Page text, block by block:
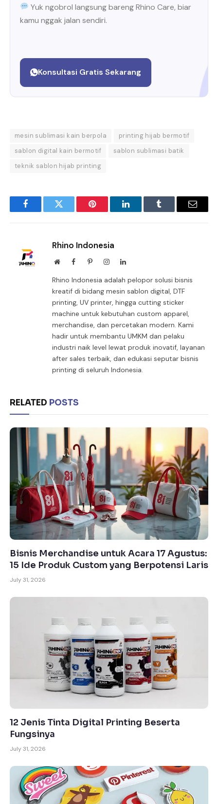
Yuk ngobrol langsung bareng Rhino Care, biar
kamu nggak jalan sendiri.
Konsultasi Gratis Sekarang
mesin sublimasi kain berpola
printing hijab bermotif
sablon digital kain bermotif
sablon sublimasi batik
teknik sablon hijab printing
FacebookTwitter Pinterest LinkedInTumblr Email
Rhino Indonesia
WebsiteFacebookPinterestInstagramLinkedIn
Rhino Indonesia adalah pelopor solusi bisnis
kreatif di bidang mesin sablon digital, DTF
printing, UV printer, hingga cutting sticker
machine untuk kebutuhan custom apparel,
merchandise, dan percetakan modern. Kami
hadir untuk membantu UMKM dan pelaku
industri naik level lewat produk inovatif, layanan
after sales terbaik, dan edukasi seputar bisnis
printing di seluruh Indonesia.
RELATED POSTS
Bisnis Merchandise untuk Acara 17 Agustus:
15 Ide Produk Custom yang Berpotensi Laris
July 31, 2026
12 Jenis Tinta Digital Printing Beserta
Fungsinya
July 31, 2026